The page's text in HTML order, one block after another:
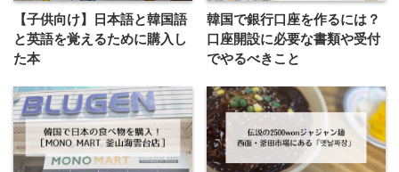
【子供向け】日本語と韓国語
と英語を覚えるために購入し
た本
韓国で銀行口座を作るには？
口座開設に必要な書類や受付
でやるべきこと